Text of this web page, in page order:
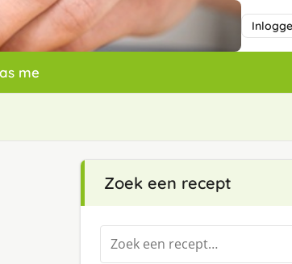
me
Zoek een recept
Zoeken
naar: